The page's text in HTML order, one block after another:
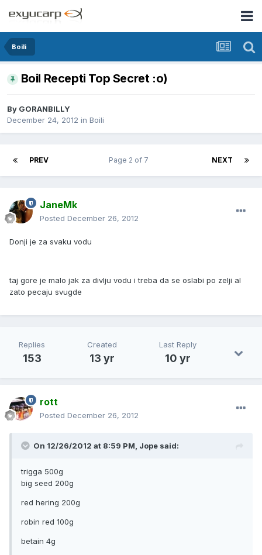
Boili
Boil Recepti Top Secret :o)
By GORANBILLY
December 24, 2012 in Boili
PREV NEXT
Page 2 of 7
JaneMk
Posted December 26, 2012
Donji je za svaku vodu
taj gore je malo jak za divlju vodu i treba da se oslabi po zelji al
zato pecaju svugde
Replies
153
Created
13 yr
Last Reply
10 yr
rott
Posted December 26, 2012
On 12/26/2012 at 8:59 PM, Jope said:
trigga 500g
big seed 200g
red hering 200g
robin red 100g
betain 4g